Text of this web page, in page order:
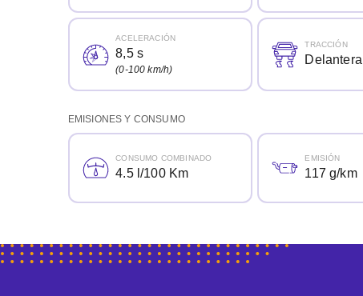
ACELERACIÓN
8,5 s
(0-100 km/h)
TRACCIÓN
Delantera
EMISIONES Y CONSUMO
CONSUMO COMBINADO
4.5 l/100 Km
EMISIÓN
117 g/km